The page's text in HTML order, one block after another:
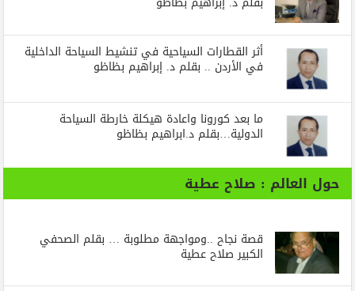
أثر القطارات السياحية في تنشيط السياحة الداخلية
في الأردن .. بقلم د. إبراهيم بظاظو
ما بعد كورونا واعادة هيكلة خارطة السياحة
الدولية…بقلم د.ابراهيم بظاظو
حول العالم : صلاح عطية
قصة نجاح ..ومواجهة مطلوبة … بقلم الصحفي
الكبير صلاح عطية